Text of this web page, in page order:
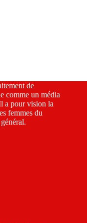
de
comme un média
a pour vision la
femmes du